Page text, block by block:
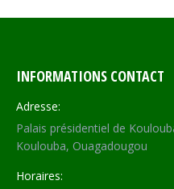
INFORMATIONS CONTACT
Adresse:
Palais présidentiel de
Koulouba, Ouagadougou
Horaires: